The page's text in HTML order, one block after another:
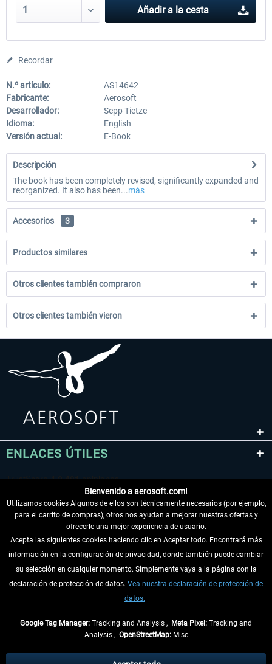
Añadir a la cesta
Recordar
N.º artículo:
AS14642
Fabricante:
Aerosoft
Desarrollador:
Sepp Tietze
Idioma:
English
Versión actual:
E-Book
Descripción
The book has been completely revised, significantly expanded and
reorganized. It also has been...más
Accesorios 3
Productos similares
Otros clientes también compraron
Otros clientes también vieron
ENLACES ÚTILES
DESISTIR DEL CONTRATO
INFORMACIÓN
Bienvenido a aerosoft.com!
Utilizamos cookies Algunos de ellos son técnicamente necesarios (por ejemplo,
para el carrito de compras), otros nos ayudan a mejorar nuestras ofertas y
ofrecerle una mejor experiencia de usuario.
Acepta las siguientes cookies haciendo clic en Aceptar todo. Encontrará más
información en la configuración de privacidad, donde también puede cambiar
su selección en cualquier momento. Simplemente vaya a la página con la
declaración de protección de datos. Vea nuestra declaración de protección de
datos.
Google Tag Manager: Tracking and Analysis , Meta Pixel: Tracking and
Analysis , OpenStreetMap:Misc